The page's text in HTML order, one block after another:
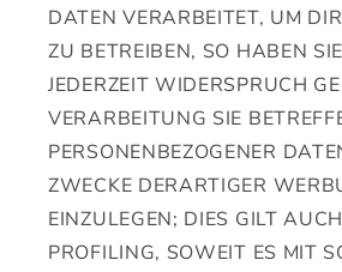
DATEN VERARBEITET, UM
ZU BETREIBEN, SO HABEN
JEDERZEIT WIDERSPRUCH
VERARBEITUNG SIE
PERSONENBEZOGENER
ZWECKE DERARTIGER
EINZULEGEN; DIES GILT
PROFILING, SOWEIT ES MIT